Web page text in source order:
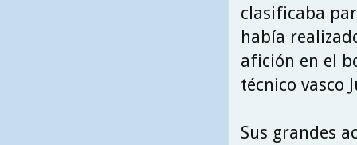
clasificaba
había
afición en el
técnico vasco
Sus grandes